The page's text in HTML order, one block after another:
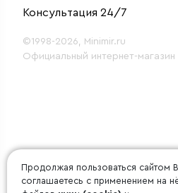
Консультация 24/7
©1998-2026, Minimir.ru
Официальный интернет-магазин
Продолжая пользоваться сайтом
соглашаетесь с применением на